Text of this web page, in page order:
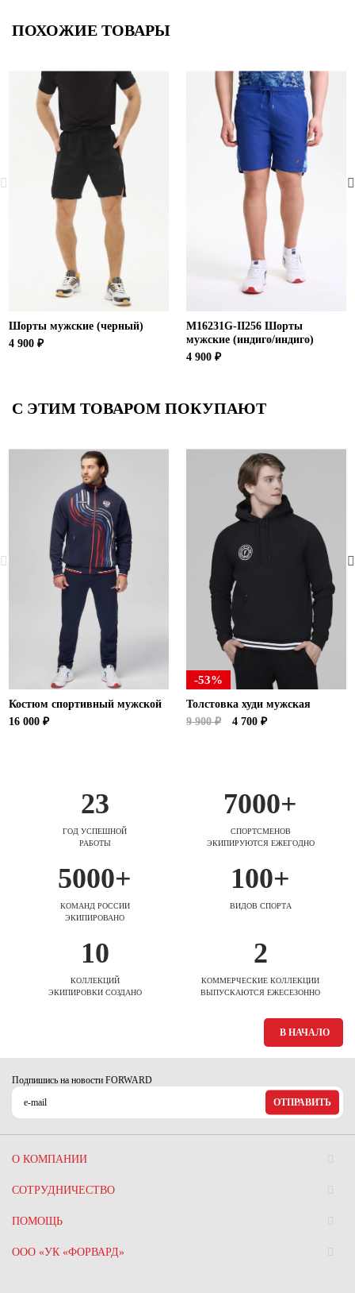
ПОХОЖИЕ ТОВАРЫ
Шорты мужские (черный)
4 900 ₽
M16231G-II256 Шорты
мужские (индиго/индиго)
4 900 ₽
С ЭТИМ ТОВАРОМ ПОКУПАЮТ
Костюм спортивный мужской
16 000 ₽
-53%
Толстовка худи мужская
9 900 ₽
4 700 ₽
23
ГОД УСПЕШНОЙ
РАБОТЫ
7000+
СПОРТСМЕНОВ
ЭКИПИРУЮТСЯ ЕЖЕГОДНО
5000+
КОМАНД РОССИИ
ЭКИПИРОВАНО
100+
ВИДОВ СПОРТА
10
КОЛЛЕКЦИЙ
ЭКИПИРОВКИ СОЗДАНО
2
КОММЕРЧЕСКИЕ КОЛЛЕКЦИИ
ВЫПУСКАЮТСЯ ЕЖЕСЕЗОННО
В НАЧАЛО
Подпишись на новости FORWARD
ОТПРАВИТЬ
О КОМПАНИИ
СОТРУДНИЧЕСТВО
ПОМОЩЬ
ООО «УК «ФОРВАРД»